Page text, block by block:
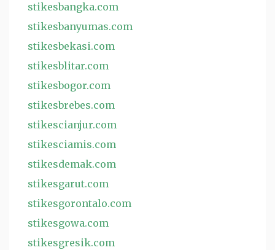
stikesbangka.com
stikesbanyumas.com
stikesbekasi.com
stikesblitar.com
stikesbogor.com
stikesbrebes.com
stikescianjur.com
stikesciamis.com
stikesdemak.com
stikesgarut.com
stikesgorontalo.com
stikesgowa.com
stikesgresik.com